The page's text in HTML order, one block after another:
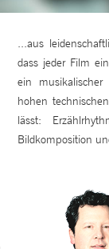
...aus
dass jeder Film
ein
hohen
lässt:
Bildkomposition